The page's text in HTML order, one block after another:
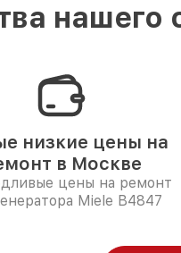
нашего
низкие цены на
в Москве
цены на ремонт
Miele B4847